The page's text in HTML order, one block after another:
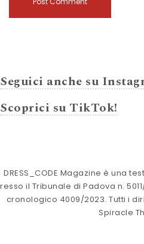
Seguici anche su
Scoprici su TikTok!
DRESS_CODE Magazine è una
il Tribunale di Padova n.
cronologico 4009/2023. Tutti i
Spiracle